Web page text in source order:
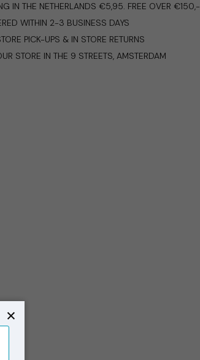
IN THE NETHERLANDS €5,95. FREE OVER €150,-
WITHIN 2-3 BUSINESS DAYS
PICK-UPS & IN STORE RETURNS
STORE IN THE 9 STREETS, AMSTERDAM